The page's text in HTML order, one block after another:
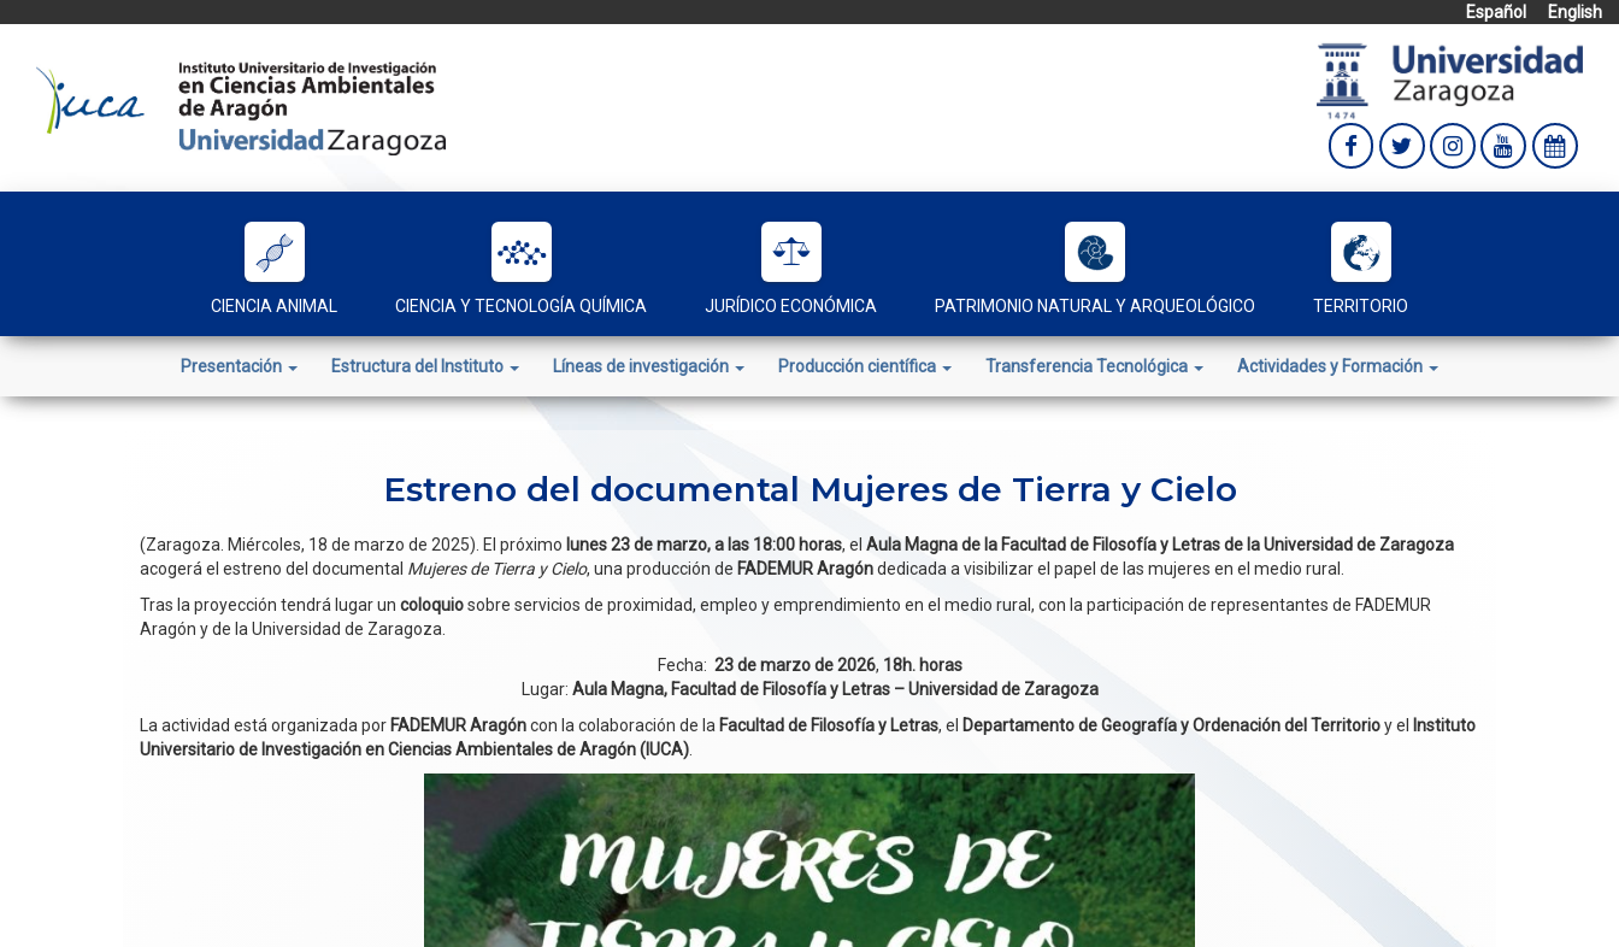
Español
English
content
CIENCIA ANIMAL CIENCIA Y TECNOLOGÍA QUÍMICA JURÍDICO ECONÓMICA PATRIMONIO NATURAL Y ARQUEOLÓGICO TERRITORIO
Presentación Estructura del Instituto Líneas de investigación Producción científica Transferencia Tecnológica Actividades y Formación
Estreno del documental Mujeres de Tierra y Cielo
(Zaragoza. Miércoles, 18 de marzo de 2025). El próximo lunes 23 de marzo, a las 18:00 horas, el Aula Magna de la Facultad de Filosofía y Letras de la Universidad de Zaragoza
acogerá el estreno del documental Mujeres de Tierra y Cielo, una producción de FADEMUR Aragóndedicada a visibilizar el papel de las mujeres en el medio rural.
Tras la proyección tendrá lugar un coloquiosobre servicios de proximidad, empleo y emprendimiento en el medio rural, con la participación de representantes de FADEMUR
Aragón y de la Universidad de Zaragoza.
Fecha: 23 de marzo de 2026, 18h. horas
Lugar: Aula Magna, Facultad de Filosofía y Letras – Universidad de Zaragoza
La actividad está organizada por FADEMUR Aragóncon la colaboración de la Facultad de Filosofía y Letras, el Departamento de Geografía y Ordenación del Territorioy el
Instituto
Universitario de Investigación en Ciencias Ambientales de Aragón (IUCA).